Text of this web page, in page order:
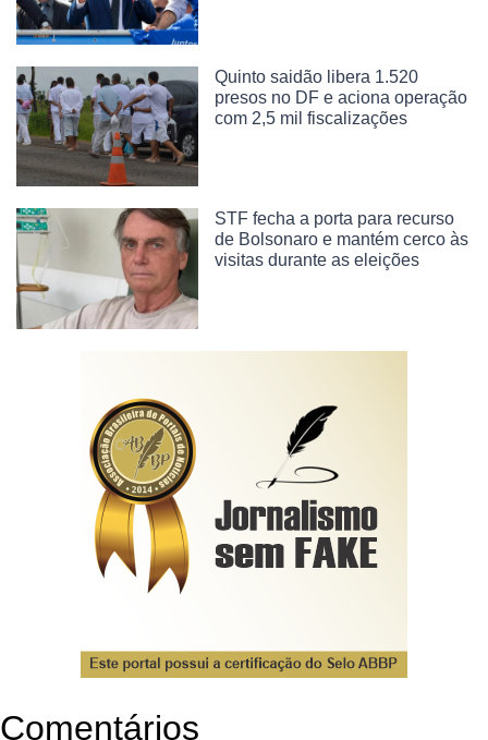
Quinto saidão libera 1.520
presos no DF e aciona operação
com 2,5 mil fiscalizações
STF fecha a porta para recurso
de Bolsonaro e mantém cerco às
visitas durante as eleições
Comentários